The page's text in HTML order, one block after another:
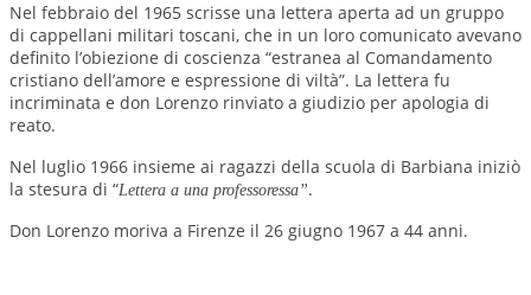
Nel febbraio del 1965 scrisse una lettera aperta ad un gruppo
di cappellani militari toscani, che in un loro comunicato avevano
definito l’obiezione di coscienza “estranea al Comandamento
cristiano dell’amore e espressione di viltà”. La lettera fu
incriminata e don Lorenzo rinviato a giudizio per apologia di
reato.
Nel luglio 1966 insieme ai ragazzi della scuola di Barbiana iniziò
la stesura di “Lettera a una professoressa”.
Don Lorenzo moriva a Firenze il 26 giugno 1967 a 44 anni.